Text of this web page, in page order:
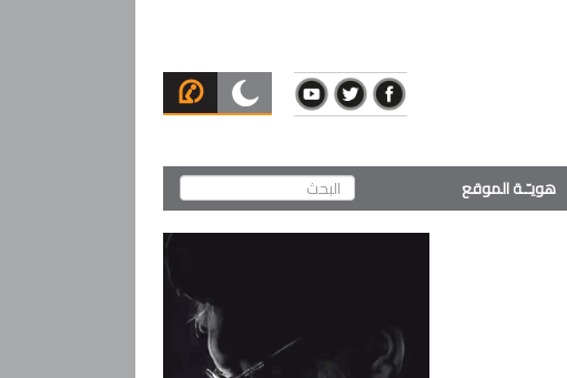
هويـّـة الموقع